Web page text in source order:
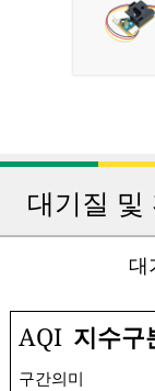
대기질 및
대
AQI 지수구
구간의미